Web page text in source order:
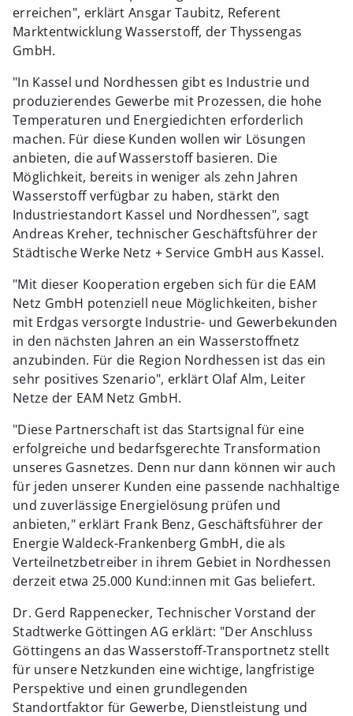
erreichen", erklärt Ansgar Taubitz, Referent
Marktentwicklung Wasserstoff, der Thyssengas
GmbH.
"In Kassel und Nordhessen gibt es Industrie und
produzierendes Gewerbe mit Prozessen, die hohe
Temperaturen und Energiedichten erforderlich
machen. Für diese Kunden wollen wir Lösungen
anbieten, die auf Wasserstoff basieren. Die
Möglichkeit, bereits in weniger als zehn Jahren
Wasserstoff verfügbar zu haben, stärkt den
Industriestandort Kassel und Nordhessen", sagt
Andreas Kreher, technischer Geschäftsführer der
Städtische Werke Netz + Service GmbH aus Kassel.
"Mit dieser Kooperation ergeben sich für die EAM
Netz GmbH potenziell neue Möglichkeiten, bisher
mit Erdgas versorgte Industrie- und Gewerbekunden
in den nächsten Jahren an ein Wasserstoffnetz
anzubinden. Für die Region Nordhessen ist das ein
sehr positives Szenario", erklärt Olaf Alm, Leiter
Netze der EAM Netz GmbH.
"Diese Partnerschaft ist das Startsignal für eine
erfolgreiche und bedarfsgerechte Transformation
unseres Gasnetzes. Denn nur dann können wir auch
für jeden unserer Kunden eine passende nachhaltige
und zuverlässige Energielösung prüfen und
anbieten," erklärt Frank Benz, Geschäftsführer der
Energie Waldeck-Frankenberg GmbH, die als
Verteilnetzbetreiber in ihrem Gebiet in Nordhessen
derzeit etwa 25.000 Kund:innen mit Gas beliefert.
Dr. Gerd Rappenecker, Technischer Vorstand der
Stadtwerke Göttingen AG erklärt: "Der Anschluss
Göttingens an das Wasserstoff-Transportnetz stellt
für unsere Netzkunden eine wichtige, langfristige
Perspektive und einen grundlegenden
Standortfaktor für Gewerbe, Dienstleistung und